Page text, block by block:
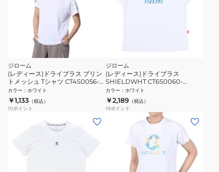
ジローム
(レディース)ドライプラス プリン
トメッシュ Tシャツ CT4S0056-
TR864-GRCD WHT
カラー ： ホワイト
￥1,133 （税込）
10ポイント
ジローム
(レディース)ドライプラス
SHIELDWHT CT6S0060-
TR864-GRES WHT
カラー ： ホワイト
￥2,189 （税込）
19ポイント